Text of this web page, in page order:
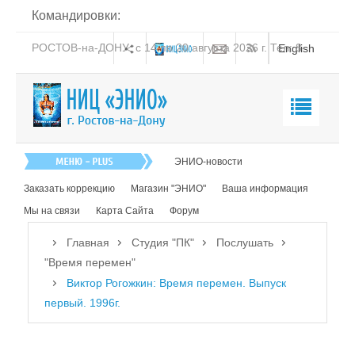
Командировки:
РОСТОВ-на-ДОНУ: с 14 по 20 августа 2026 г. Тел: 8-
English
Книга
Обучение
ЭНИО-новости
Заказать коррекцию Магазин "ЭНИО"
Ваша информация
Мы на связи
Карта Сайта Форум
Главная Студия "ПК"
Послушать
"Время перемен"
Виктор Рогожкин: Время перемен. Выпуск
первый. 1996г.